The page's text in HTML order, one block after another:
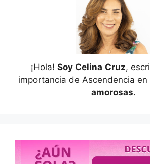
¡Hola! Soy Celina Cruz,
importancia de Ascendencia en
amorosas.